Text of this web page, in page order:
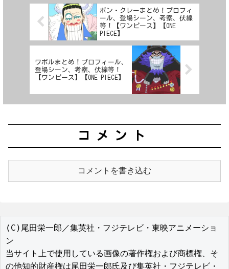
ボン・クレーまとめ！プロフィ
ール、登場シーン、考察、伏線
等！【ワンピース】【ONE
PIECE】
ワポルまとめ！プロフィール、
登場シーン、考察、伏線等！
【ワンピース】【ONE PIECE】
コメント
コメントを書き込む
(C)尾田栄一郎／集英社・フジテレビ・東映アニメーショ
ン
当サイト上で使用している画像の著作権および商標権、そ
の他知的財産権は尾田栄一郎氏及び集英社・フジテレビ・